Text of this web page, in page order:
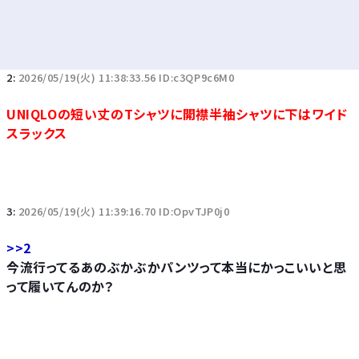
2: 2026/05/19(火) 11:38:33.56 ID:c3QP9c6M0
UNIQLOの短い丈のTシャツに開襟半袖シャツに下はワイド
スラックス
3: 2026/05/19(火) 11:39:16.70 ID:OpvTJP0j0
>>2
今流行ってるあのぶかぶかパンツって本当にかっこいいと思
って履いてんのか？